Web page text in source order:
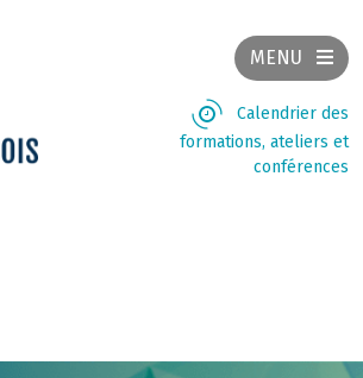
MENU
Calendrier des
formations, ateliers et
conférences